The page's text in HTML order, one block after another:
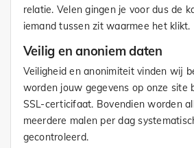
relatie. Velen gingen je voor dus de
iemand tussen zit waarmee het klikt.
Veilig en anoniem daten
Veiligheid en anonimiteit vinden wij
worden jouw gegevens op onze site
SSL-certicifaat. Bovendien worden
meerdere malen per dag
gecontroleerd.